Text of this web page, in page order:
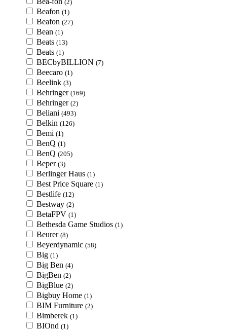
(2)
Beafon (1)
Beafon (27)
Bean (1)
Beats (13)
Beats (1)
BECbyBILLION (7)
Beecaro (1)
Beelink (3)
Behringer (169)
Behringer (2)
Beliani (493)
Belkin (126)
Bemi (1)
BenQ (1)
BenQ (205)
Beper (3)
Berlinger Haus (1)
Best Price Square (1)
Bestlife (12)
Bestway (2)
BetaFPV (1)
Bethesda Game Studios (1)
Beurer (8)
Beyerdynamic (58)
Big (1)
Big Ben (4)
BigBen (2)
BigBlue (2)
Bigbuy Home (1)
BIM Furniture (2)
Bimberek (1)
BIOnd (1)